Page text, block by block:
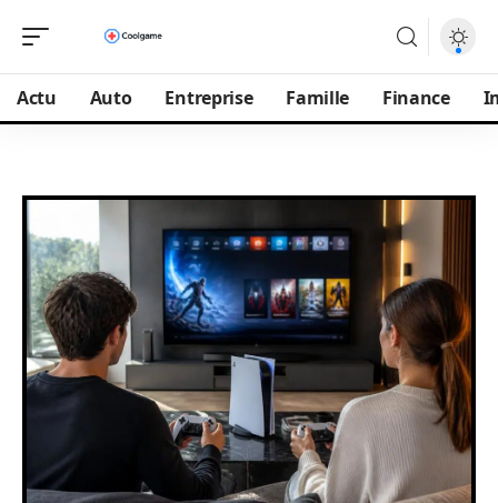
Actu Auto Entreprise Famille Finance